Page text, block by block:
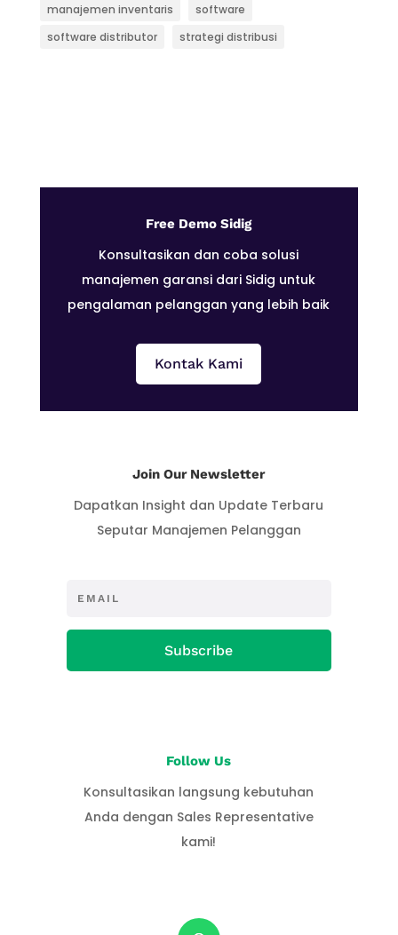
manajemen inventaris
software
software distributor
strategi distribusi
Free Demo Sidig
Konsultasikan dan coba solusi
manajemen garansi dari Sidig untuk
pengalaman pelanggan yang lebih baik
Kontak Kami
Join Our Newsletter
Dapatkan Insight dan Update Terbaru
Seputar Manajemen Pelanggan
Subscribe
Follow Us
Konsultasikan langsung kebutuhan
Anda dengan Sales Representative
kami!